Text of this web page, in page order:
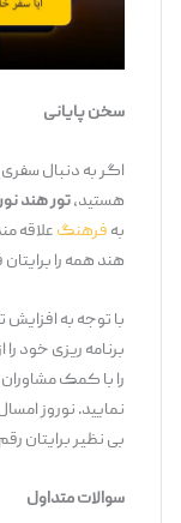
سخن پایانی
اگر به دنبال سفری
هستید،تور هند نوروز
فرهنگعلاقه ‌مند
هند همه را برایتان
با توجه به افزایش
برنامه ‌ریزی خود را از
را با کمک مشاوران
نمایید. نوروز امسال می
بی ‌نظیر برایتان رقم بزند.
سوالات متداول